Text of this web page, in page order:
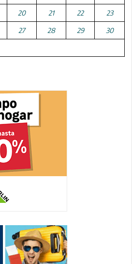
20 21 22 23
27 28 29 30